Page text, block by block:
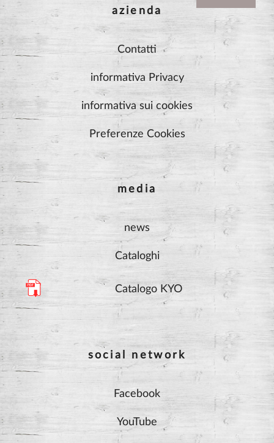
azienda
Contatti
informativa Privacy
informativa sui cookies
Preferenze Cookies
media
news
Cataloghi
Catalogo KYO
social network
Facebook
YouTube